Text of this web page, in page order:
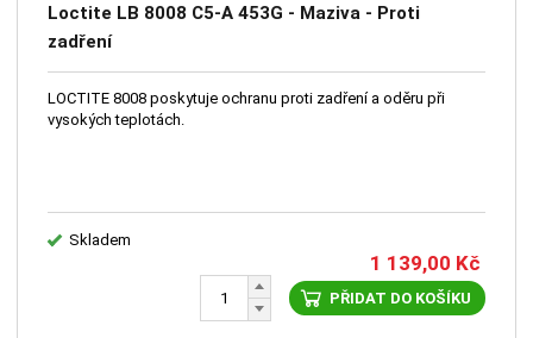
Loctite LB 8008 C5-A 453G - Maziva - Proti
zadření
LOCTITE 8008 poskytuje ochranu proti zadření a oděru při
vysokých teplotách.
Skladem
1 139,00 Kč
PŘIDAT DO KOŠÍKU